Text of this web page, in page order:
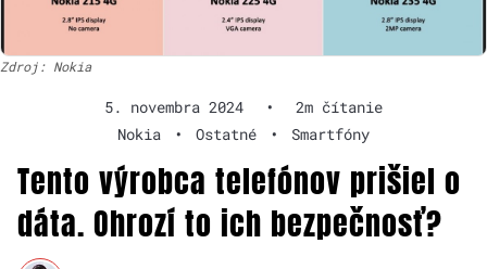
Zdroj: Nokia
5. novembra 2024 •
2m čítanie
Nokia
• Ostatné • Smartfóny
Tento výrobca telefónov prišiel o
dáta. Ohrozí to ich bezpečnosť?